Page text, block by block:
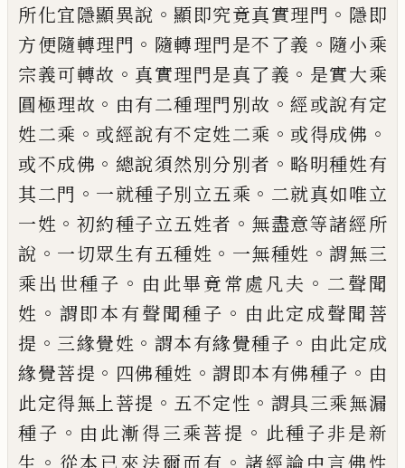
所化宜隱顯異說 。 顯即究竟真實理門 。 隱即
方便隨轉理門 。 隨轉理門是不了義 。 隨小乘
宗義可轉故 。 真實理門是真了義 。 是實大乘
圓極理故 。 由有二種理門別故 。 經或說有定
姓二乘 。 或經說有不定姓二乘 。 或得成佛 。
或不成佛 。 總說須然別分別者 。 略明種姓有
其二門 。 一就種子別立五乘 。 二就真如唯立
一姓 。 初約種子立五姓者 。 無盡意等諸經所
說 。 一切眾生有五種姓 。 一無種姓 。謂無三
乘出 世種子 。 由此畢竟常處凡夫 。 二聲聞
姓 。 謂即本有聲聞種子 。 由此定成聲聞菩
提 。 三緣覺姓 。 謂本有緣覺種子 。 由此定成
緣覺菩提 。 四佛種姓 。謂即本有佛種子 。 由
此定得無上菩提 。 五不定性 。 謂具三乘無漏
種子 。 由此漸得三乘菩提 。 此種子非是新
生 。 從本已來法爾而有 。 諸經論中言佛性